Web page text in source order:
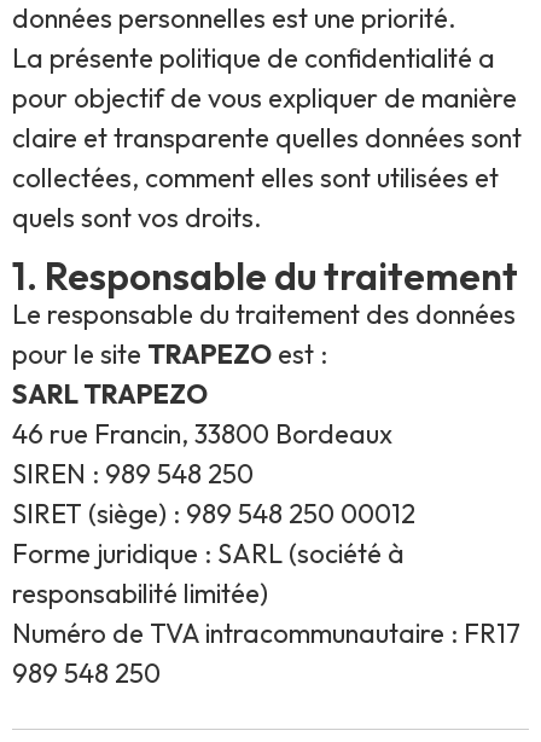
données personnelles est une priorité.
La présente politique de confidentialité a
pour objectif de vous expliquer de manière
claire et transparente quelles données sont
collectées, comment elles sont utilisées et
quels sont vos droits.
1. Responsable du traitement
Le responsable du traitement des données
pour le site TRAPEZO est :
SARL TRAPEZO
46 rue Francin, 33800 Bordeaux
SIREN : 989 548 250
SIRET (siège) : 989 548 250 00012
Forme juridique : SARL (société à
responsabilité limitée)
Numéro de TVA intracommunautaire : FR17
989 548 250